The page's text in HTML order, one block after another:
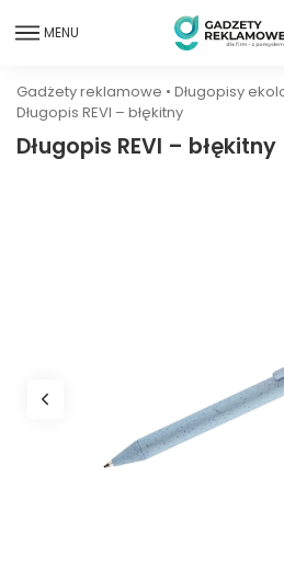
MENU
Gadżety reklamowe • Długopisy
Długopis REVI – błękitny
Długopis REVI – błękitny